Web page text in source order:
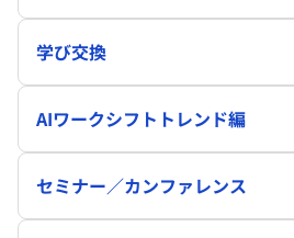
学び交換
AIワークシフトトレンド編
セミナー／カンファレンス